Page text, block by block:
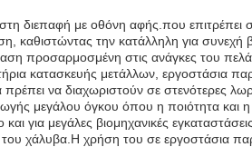
διεπαφή με οθόνη αφής.που επιτρέπει
καθιστώντας την κατάλληλη για
προσαρμοσμένη στις ανάγκες του
κατασκευής μετάλλων, εργοστάσια
να διαχωριστούν σε στενότερες
μεγάλου όγκου όπου η ποιότητα και η
για μεγάλες βιομηχανικές
χάλυβα.Η χρήση του σε εργοστάσια